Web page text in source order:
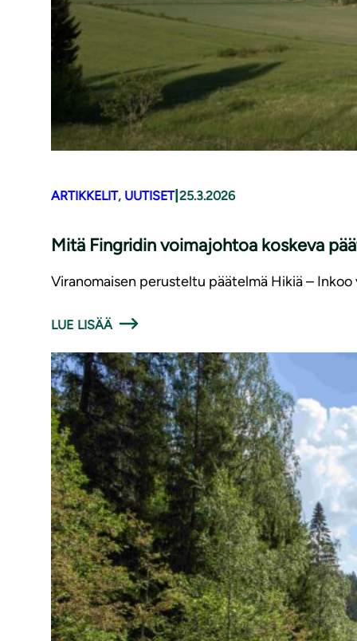
ARTIKKELIT, UUTISET| 25.3.2026
Mitä Fingridin voimajohtoa koskeva
Viranomaisen perusteltu päätelmä Hikiä –
LUE LISÄÄ